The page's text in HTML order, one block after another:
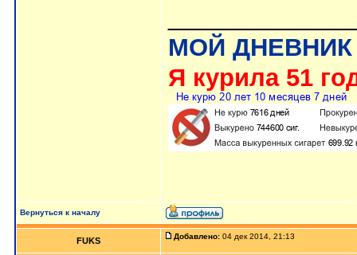
МОЙ ДНЕВНИК
Я курила 51
Вернуться к началу
FUKS Добавлено: 04 дек 2014, 21:13